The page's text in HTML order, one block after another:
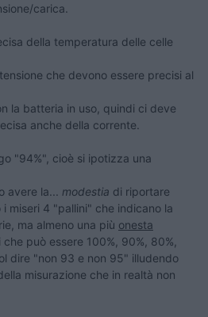
carica.
della temperatura delle celle
che devono essere precisi al
la batteria in uso, quindi ci deve
anche della corrente.
"94%", cioè si ipotizza una
avere la... modestia di riportare
miseri 4 "pallini" che indicano la
ma almeno una più onesta
può essere 100%, 90%, 80%,
dire "non 93 e non 95" illudendo
misurazione che in realtà non